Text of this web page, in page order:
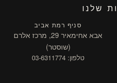
שלנו
סניף רמת אביב
אבא אחימאיר 29, מרכז אלרם
(שוסטר)
טלפון: 03-6311774